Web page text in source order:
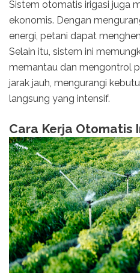
Sistem otomatis irigasi juga
ekonomis. Dengan
energi, petani dapat
Selain itu, sistem ini
memantau dan mengontrol
jarak jauh, mengurangi
langsung yang intensif.
Cara Kerja Otomatis